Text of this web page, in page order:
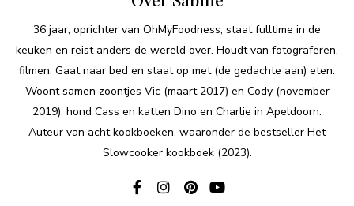
36 jaar, oprichter van OhMyFoodness, staat fulltime in de
keuken en reist anders de wereld over. Houdt van fotograferen,
filmen. Gaat naar bed en staat op met (de gedachte aan) eten.
Woont samen zoontjes Vic (maart 2017) en Cody (november
2019), hond Cass en katten Dino en Charlie in Apeldoorn.
Auteur van acht kookboeken, waaronder de bestseller Het
Slowcooker kookboek (2023).